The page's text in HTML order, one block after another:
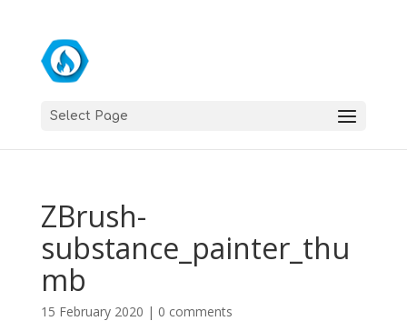
Select Page
ZBrush-
substance_painter_thu
mb
15 February 2020 | 0 comments